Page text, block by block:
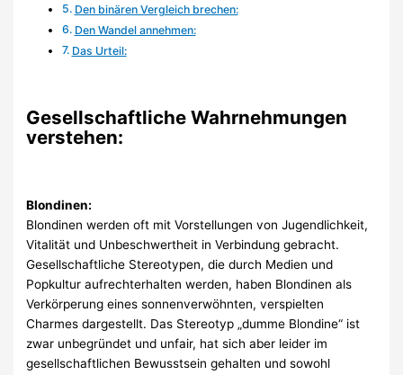
Den binären Vergleich brechen:
Den Wandel annehmen:
Das Urteil:
Gesellschaftliche Wahrnehmungen
verstehen:
Blondinen:
Blondinen werden oft mit Vorstellungen von Jugendlichkeit,
Vitalität und Unbeschwertheit in Verbindung gebracht.
Gesellschaftliche Stereotypen, die durch Medien und
Popkultur aufrechterhalten werden, haben Blondinen als
Verkörperung eines sonnenverwöhnten, verspielten
Charmes dargestellt. Das Stereotyp „dumme Blondine“ ist
zwar unbegründet und unfair, hat sich aber leider im
gesellschaftlichen Bewusstsein gehalten und sowohl